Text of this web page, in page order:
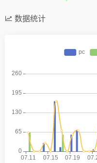
数据统计